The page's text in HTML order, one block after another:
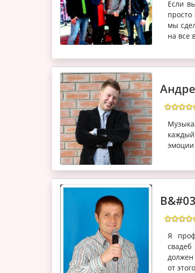
Если
мы
на все
эмоции
Я
от